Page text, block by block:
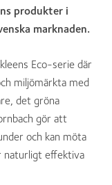
produkter i
marknaden.
Eco-serie där
miljömärkta med
det gröna
gör att
och kan möta
naturligt effektiva